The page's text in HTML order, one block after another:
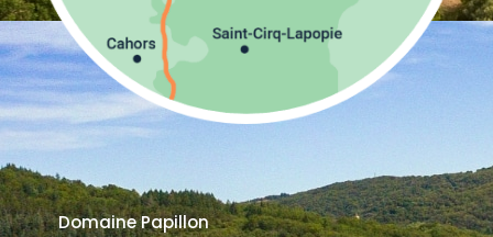
Domaine Papillon